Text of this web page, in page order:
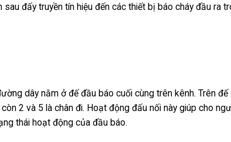
đấy truyền tín hiệu đến các thiết bị báo cháy đầu ra
dây nằm ở đế đầu báo cuối cùng trên kênh. Trên đế
2 và 5 là chân đi. Hoạt động đấu nối này giúp cho
thái hoạt động của đầu báo.